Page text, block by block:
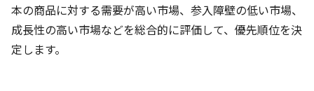
本の商品に対する需要が高い市場、参入障壁の低い市場、
成長性の高い市場などを総合的に評価して、優先順位を決
定します。